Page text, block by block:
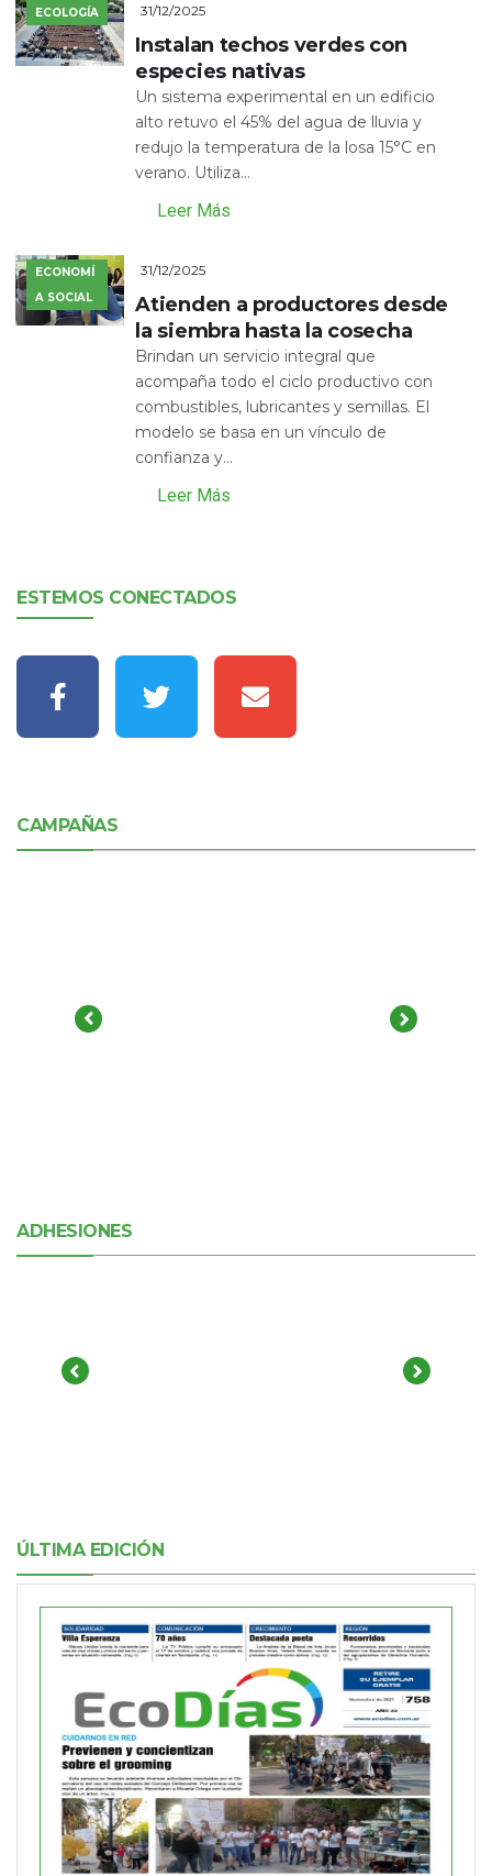
ECOLOGÍA 31/12/2025
Instalan techos verdes con
especies nativas
Un sistema experimental en un edificio
alto retuvo el 45% del agua de lluvia y
redujo la temperatura de la losa 15°C en
verano. Utiliza...
Leer Más
ECONOMÍ
A SOCIAL
31/12/2025
Atienden a productores desde
la siembra hasta la cosecha
Brindan un servicio integral que
acompaña todo el ciclo productivo con
combustibles, lubricantes y semillas. El
modelo se basa en un vínculo de
confianza y...
Leer Más
ESTEMOS CONECTADOS
CAMPAÑAS
ADHESIONES
ÚLTIMA EDICIÓN